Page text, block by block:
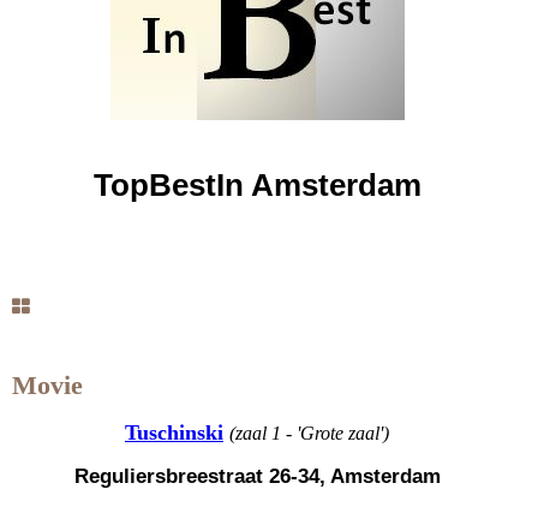
TopBestIn Amsterdam
Movie
Tuschinski (zaal 1 - 'Grote zaal')
Reguliersbreestraat 26-34, Amsterdam